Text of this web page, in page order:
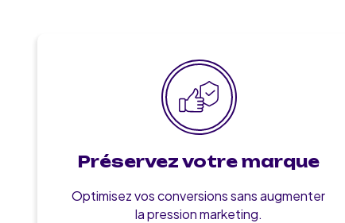
Préservez votre marque
Optimisez vos conversions sans augmenter
la pression marketing.